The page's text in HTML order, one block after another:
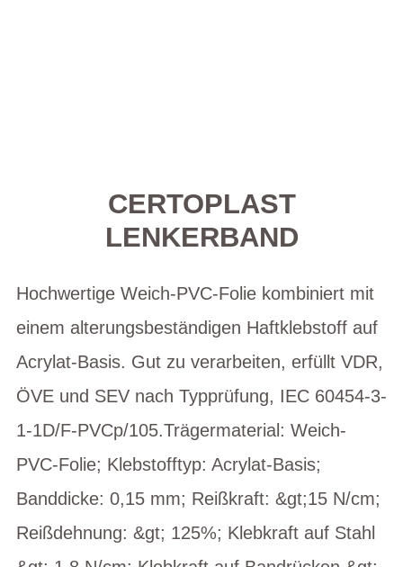
CERTOPLAST
LENKERBAND
Hochwertige Weich-PVC-Folie kombiniert mit
einem alterungsbeständigen Haftklebstoff auf
Acrylat-Basis. Gut zu verarbeiten, erfüllt VDR,
ÖVE und SEV nach Typprüfung, IEC 60454-3-
1-1D/F-PVCp/105.Trägermaterial: Weich-
PVC-Folie; Klebstofftyp: Acrylat-Basis;
Banddicke: 0,15 mm; Reißkraft: &gt;15 N/cm;
Reißdehnung: &gt; 125%; Klebkraft auf Stahl